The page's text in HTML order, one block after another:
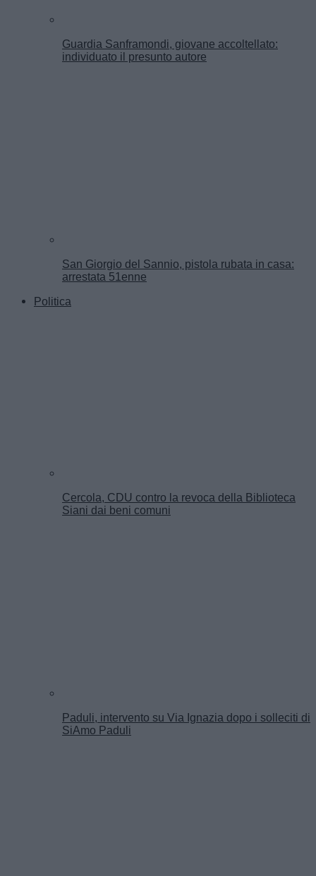
Guardia Sanframondi, giovane accoltellato:
individuato il presunto autore
San Giorgio del Sannio, pistola rubata in casa:
arrestata 51enne
Politica
Cercola, CDU contro la revoca della Biblioteca
Siani dai beni comuni
Paduli, intervento su Via Ignazia dopo i solleciti di
SiAmo Paduli